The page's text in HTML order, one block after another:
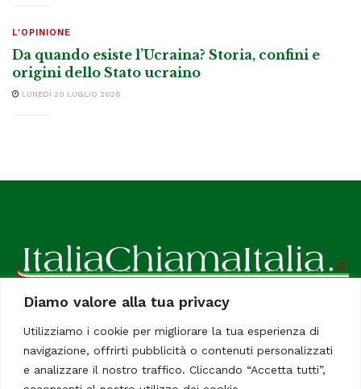
Diamo valore alla tua privacy
Utilizziamo i cookie per migliorare la tua esperienza di
navigazione, offrirti pubblicità o contenuti personalizzati
e analizzare il nostro traffico. Cliccando “Accetta tutti”,
L'OPINIONE
Da quando esiste l’Ucraina? Storia, confini e
origini dello Stato ucraino
LUNEDÌ 20 LUGLIO 2026
ItaliaChiamaItalia, il TUO quotidiano online preferito.
Dedicato in particolare a tutti gli italiani residenti all'estero.
Tutti i diritti sono riservati. Quotidiano online indipendente